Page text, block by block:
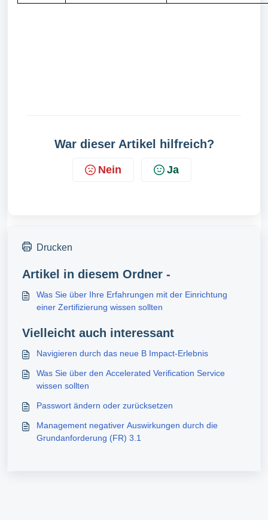
War dieser Artikel hilfreich?
Nein Ja
Drucken
Artikel in diesem Ordner -
Was Sie über Ihre Erfahrungen mit der Einrichtung
einer Zertifizierung wissen sollten
Vielleicht auch interessant
Navigieren durch das neue B Impact-Erlebnis
Was Sie über den Accelerated Verification Service
wissen sollten
Passwort ändern oder zurücksetzen
Management negativer Auswirkungen durch die
Grundanforderung (FR) 3.1